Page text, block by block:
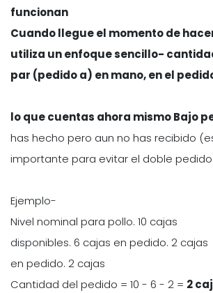
funcionan
Cuando llegue el momento de
utiliza un enfoque sencillo-
par (pedido a) en mano, en el
lo que cuentas ahora mismo Bajo
has hecho pero aun no has recibido
importante para evitar el doble
Ejemplo-
Nivel nominal para pollo. 10 cajas
disponibles. 6 cajas en pedido. 2 cajas
en pedido. 2 cajas
Cantidad del pedido = 10 - 6 - 2 = 2